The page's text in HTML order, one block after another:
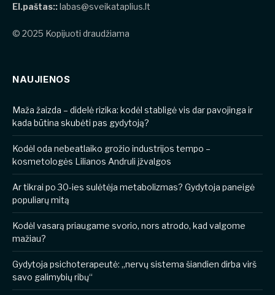
El.paštas::labas@sveikataplius.lt
© 2025 Kopijuoti draudžiama
NAUJIENOS
​​Maža žaizda – didelė rizika: kodėl stabligė vis dar pavojinga ir
kada būtina skubėti pas gydytoją?
Kodėl oda nebeatlaiko grožio industrijos tempo –
kosmetologės Lilianos Andruli įžvalgos
Ar tikrai po 30-ies sulėtėja metabolizmas? Gydytoja paneigė
populiarų mitą
Kodėl vasarą priaugame svorio, nors atrodo, kad valgome
mažiau?
Gydytoja psichoterapeutė: „nervų sistema šiandien dirba virš
savo galimybių ribų“